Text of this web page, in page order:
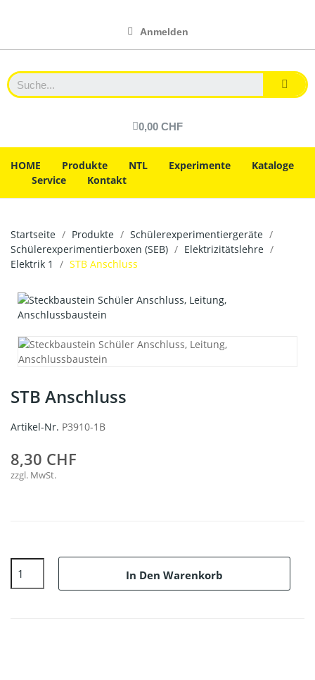
Anmelden
0,00 CHF
HOME Produkte NTL Experimente
Kataloge
Service
Kontakt
Startseite Produkte
Schülerexperimentiergeräte
Schülerexperimentierboxen (SEB)
Elektrizitätslehre
Elektrik 1
STB Anschluss
STB Anschluss
Artikel-Nr. P3910-1B
8,30 CHF
zzgl. MwSt.
In Den Warenkorb